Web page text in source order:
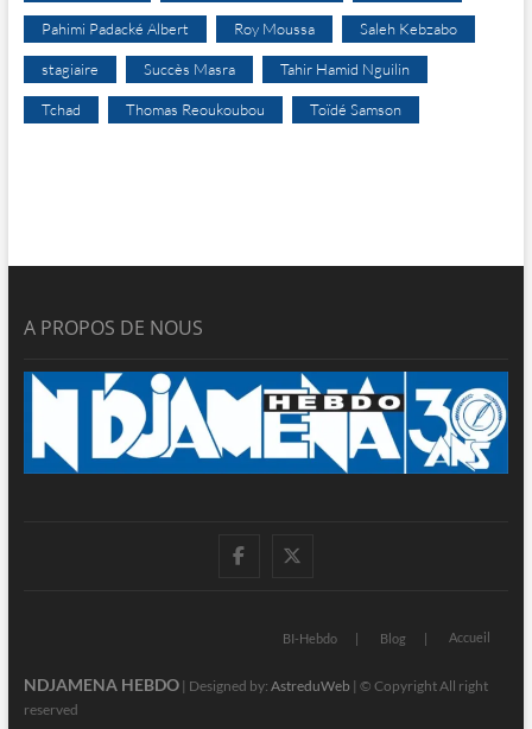
Pahimi Padacké Albert Roy Moussa Saleh Kebzabo
stagiaire Succès Masra Tahir Hamid Nguilin
Tchad Thomas Reoukoubou Toïdé Samson
A PROPOS DE NOUS
facebook
BI-Hebdo Blog Accueil
NDJAMENA HEBDO| Designed by: AstreduWeb | © Copyright All right
reserved